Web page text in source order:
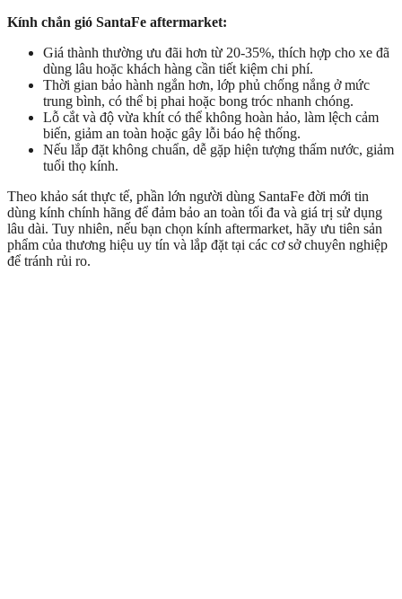
Kính chắn gió SantaFe aftermarket:
Giá thành thường ưu đãi hơn từ 20-35%, thích hợp cho xe đã
dùng lâu hoặc khách hàng cần tiết kiệm chi phí.
Thời gian bảo hành ngắn hơn, lớp phủ chống nắng ở mức
trung bình, có thể bị phai hoặc bong tróc nhanh chóng.
Lỗ cắt và độ vừa khít có thể không hoàn hảo, làm lệch cảm
biến, giảm an toàn hoặc gây lỗi báo hệ thống.
Nếu lắp đặt không chuẩn, dễ gặp hiện tượng thấm nước, giảm
tuổi thọ kính.
Theo khảo sát thực tế, phần lớn người dùng SantaFe đời mới tin
dùng kính chính hãng để đảm bảo an toàn tối đa và giá trị sử dụng
lâu dài. Tuy nhiên, nếu bạn chọn kính aftermarket, hãy ưu tiên sản
phẩm của thương hiệu uy tín và lắp đặt tại các cơ sở chuyên nghiệp
để tránh rủi ro.